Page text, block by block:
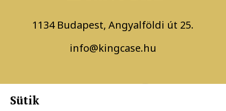
1134 Budapest, Angyalföldi út 25.
info@kingcase.hu
Sütik